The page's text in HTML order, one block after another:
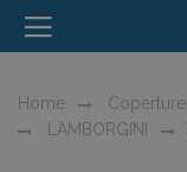
Home Coperture
LAMBORGINI